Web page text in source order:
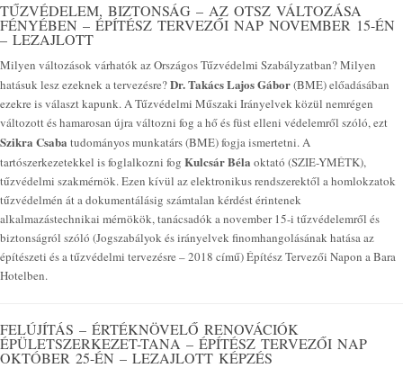
TŰZVÉDELEM, BIZTONSÁG – AZ OTSZ VÁLTOZÁSA
FÉNYÉBEN – ÉPÍTÉSZ TERVEZŐI NAP NOVEMBER 15-ÉN
– LEZAJLOTT
Milyen változások várhatók az Országos Tűzvédelmi Szabályzatban? Milyen
hatásuk lesz ezeknek a tervezésre?Dr. Takács Lajos Gábor(BME) előadásában
ezekre is választ kapunk. A Tűzvédelmi Műszaki Irányelvek közül nemrégen
változott és hamarosan újra változni fog a hő és füst elleni védelemről szóló, ezt
Szikra Csaba tudományos munkatárs (BME) fogja ismertetni. A
tartószerkezetekkel is foglalkozni fog Kulcsár Béla oktató (SZIE-YMÉTK),
tűzvédelmi szakmérnök. Ezen kívül az elektronikus rendszerektől a homlokzatok
tűzvédelmén át a dokumentálásig számtalan kérdést érintenek
alkalmazástechnikai mérnökök, tanácsadók a november 15-i tűzvédelemről és
biztonságról szóló (Jogszabályok és irányelvek finomhangolásának hatása az
építészeti és a tűzvédelmi tervezésre – 2018 című) Építész Tervezői Napon a Bara
Hotelben.
FELÚJÍTÁS – ÉRTÉKNÖVELŐ RENOVÁCIÓK
ÉPÜLETSZERKEZET-TANA – ÉPÍTÉSZ TERVEZŐI NAP
OKTÓBER 25-ÉN – LEZAJLOTT KÉPZÉS